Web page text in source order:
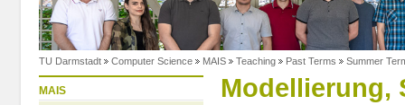
TU Darmstadt Computer Science MAIS Teaching Past Terms Summer
MAIS Modellierung,